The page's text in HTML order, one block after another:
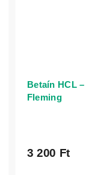
Betaín HCL –
Fleming
3 200 Ft